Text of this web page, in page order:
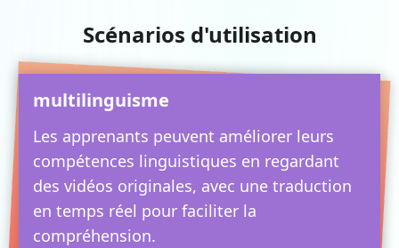
Scénarios d'utilisation
multilinguisme
Les apprenants peuvent améliorer leurs
compétences linguistiques en regardant
des vidéos originales, avec une traduction
en temps réel pour faciliter la
compréhension.